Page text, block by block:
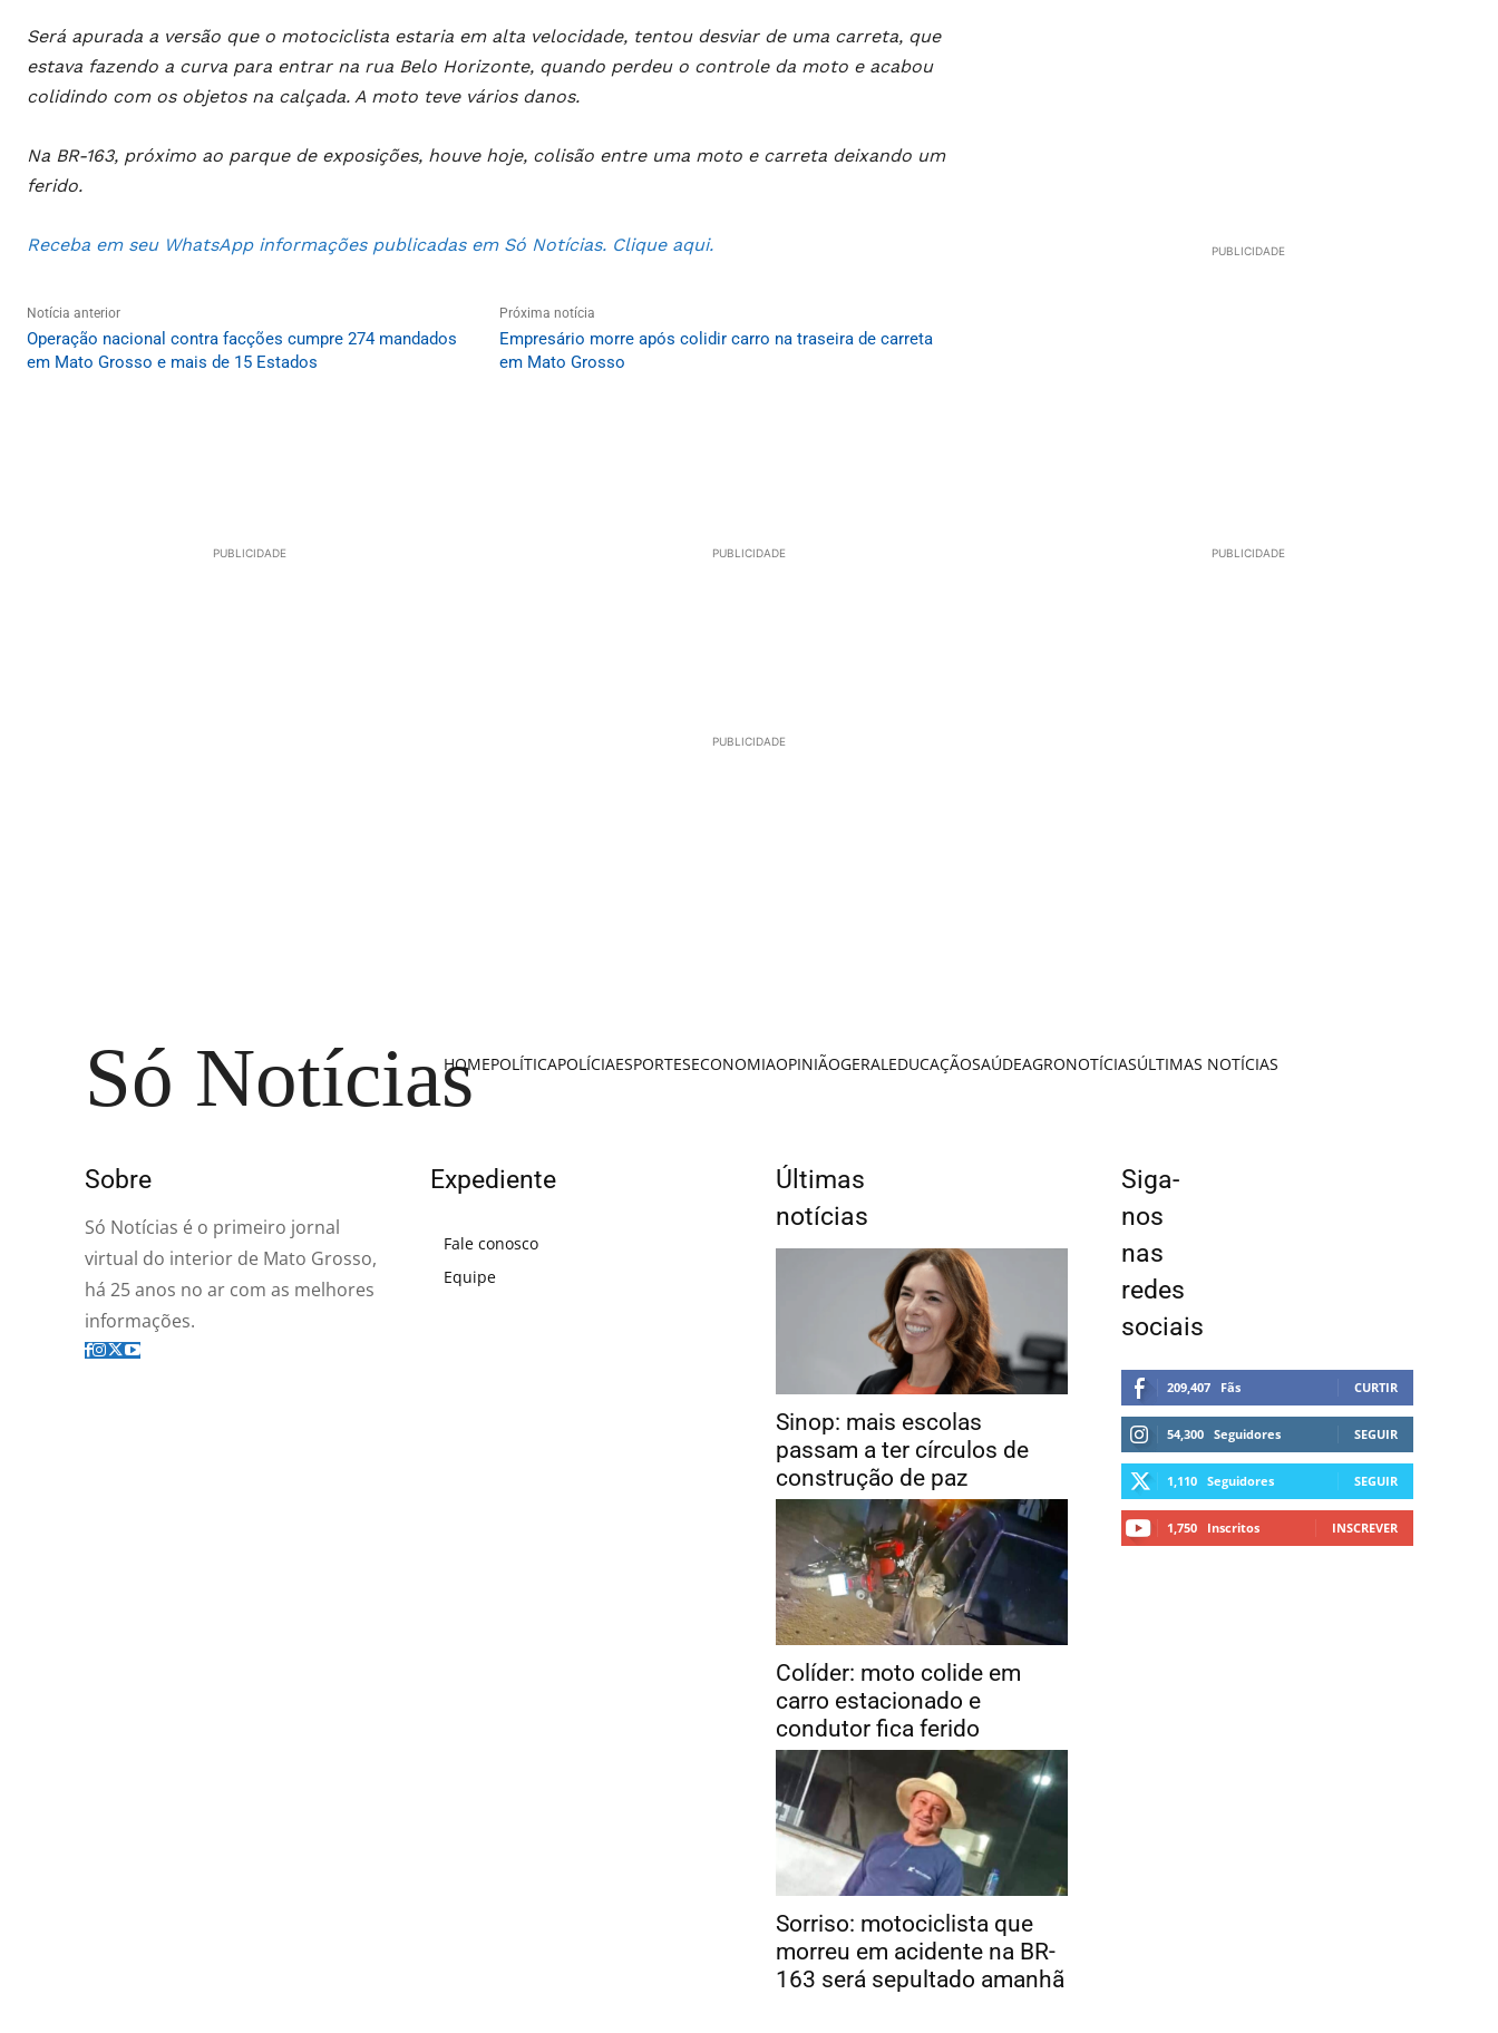
Será apurada a versão que o motociclista estaria em alta velocidade, tentou desviar de uma carreta, que
estava fazendo a curva para entrar na rua Belo Horizonte, quando perdeu o controle da moto e acabou
colidindo com os objetos na calçada. A moto teve vários danos.
Na BR-163, próximo ao parque de exposições, houve hoje, colisão entre uma moto e carreta deixando um
ferido.
Receba em seu WhatsApp informações publicadas em Só Notícias. Clique aqui.
Notícia anterior
Operação nacional contra facções cumpre 274 mandados
em Mato Grosso e mais de 15 Estados
Próxima notícia
Empresário morre após colidir carro na traseira de carreta
em Mato Grosso
PUBLICIDADE
PUBLICIDADE PUBLICIDADE PUBLICIDADE
PUBLICIDADE
Só Notícias
HOMEPOLÍTICAPOLÍCIAESPORTESECONOMIAOPINIÃOGERALEDUCAÇÃOSAÚDEAGRONOTÍCIASÚLTIMAS NOTÍCIAS
Sobre
Só Notícias é o primeiro jornal
virtual do interior de Mato Grosso,
há 25 anos no ar com as melhores
informações.
Expediente
Fale conosco
Equipe
Últimas
notícias
Sinop: mais escolas
passam a ter círculos de
construção de paz
Colíder: moto colide em
carro estacionado e
condutor fica ferido
Sorriso: motociclista que
morreu em acidente na BR-
163 será sepultado amanhã
Siga-
nos
nas
redes
sociais
209,407 Fãs CURTIR
54,300 Seguidores SEGUIR
1,110 Seguidores SEGUIR
1,750 Inscritos INSCREVER